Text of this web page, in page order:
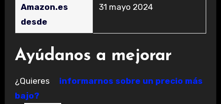
Amazon.es
desde
31 mayo 2024
Ayúdanos a mejorar
¿Quieres
informarnos sobre un precio más
bajo?